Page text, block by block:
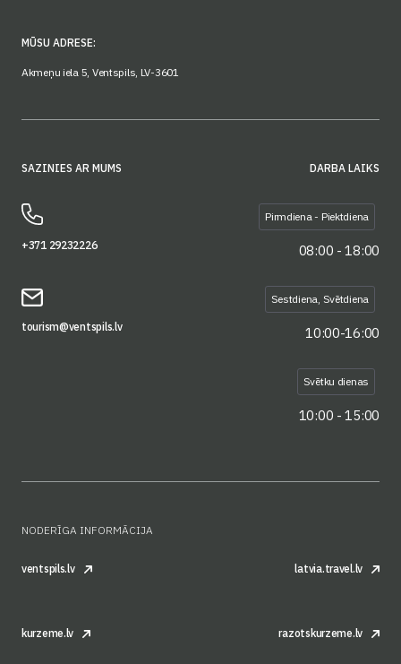
MŪSU ADRESE:
Akmeņu iela 5, Ventspils, LV-3601
SAZINIES AR MUMS
+371 29232226
tourism@ventspils.lv
DARBA LAIKS
Pirmdiena - Piektdiena
08:00 - 18:00
Sestdiena, Svētdiena
10:00-16:00
Svētku dienas
10:00 - 15:00
NODERĪGA INFORMĀCIJA
ventspils.lv latvia.travel.lv
kurzeme.lv razotskurzeme.lv